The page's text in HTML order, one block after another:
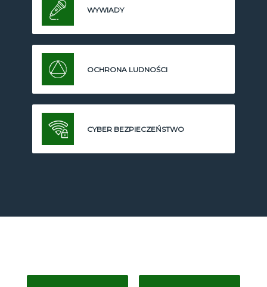
WYWIADY
OCHRONA LUDNOŚCI
CYBER BEZPIECZEŃSTWO